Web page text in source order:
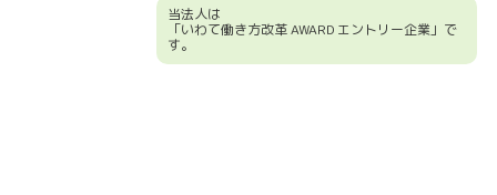
当法人は
「いわて働き方改革 AWARD エントリー企業」で
す。